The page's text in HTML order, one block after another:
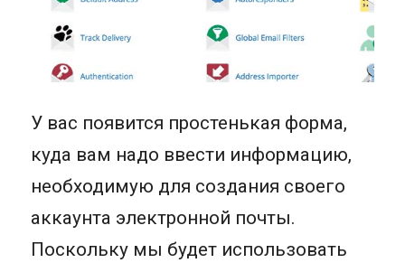
У вас появится простенькая форма,
куда вам надо ввести информацию,
необходимую для создания своего
аккаунта электронной почты.
Поскольку мы будет использовать